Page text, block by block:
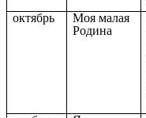
октябрь
Моя малая
Родина